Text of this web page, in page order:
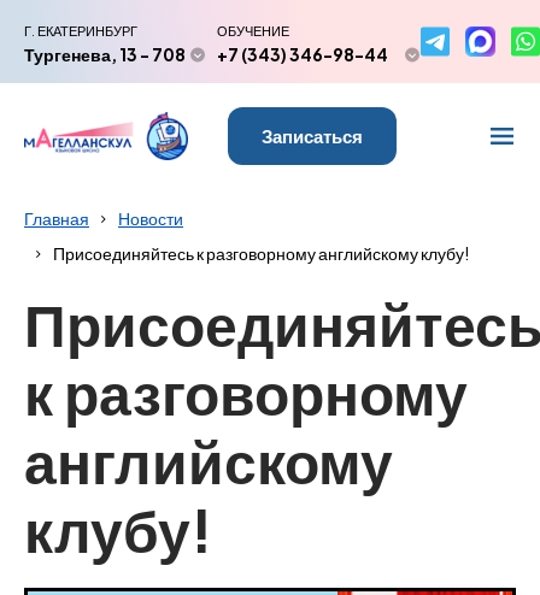
Г. ЕКАТЕРИНБУРГ
Тургенева, 13 - 708
ОБУЧЕНИЕ
+7 (343) 346-98-44
Записаться
Главная
Новости
Присоединяйтесь к разговорному английскому клубу!
к разговорному
английскому
клубу!